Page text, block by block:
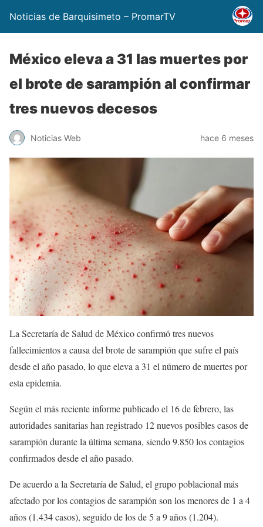
Noticias de Barquisimeto – PromarTV
México eleva a 31 las muertes por
el brote de sarampión al confirmar
tres nuevos decesos
Noticias Web hace 6 meses
La Secretaría de Salud de México confirmó tres nuevos
fallecimientos a causa del brote de sarampión que sufre el país
desde el año pasado, lo que eleva a 31 el número de muertes por
esta epidemia.
Según el más reciente informe publicado el 16 de febrero, las
autoridades sanitarias han registrado 12 nuevos posibles casos de
sarampión durante la última semana, siendo 9.850 los contagios
confirmados desde el año pasado.
De acuerdo a la Secretaría de Salud, el grupo poblacional más
afectado por los contagios de sarampión son los menores de 1 a 4
años (1.434 casos), seguido de los de 5 a 9 años (1.204).